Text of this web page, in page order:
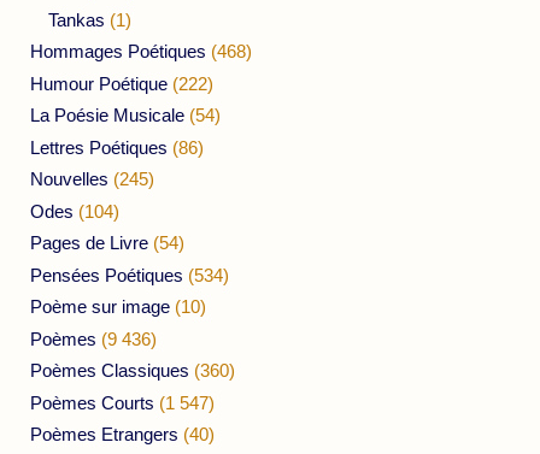
Tankas (1)
Hommages Poétiques (468)
Humour Poétique (222)
La Poésie Musicale (54)
Lettres Poétiques (86)
Nouvelles (245)
Odes (104)
Pages de Livre (54)
Pensées Poétiques (534)
Poème sur image (10)
Poèmes (9 436)
Poèmes Classiques (360)
Poèmes Courts (1 547)
Poèmes Etrangers (40)